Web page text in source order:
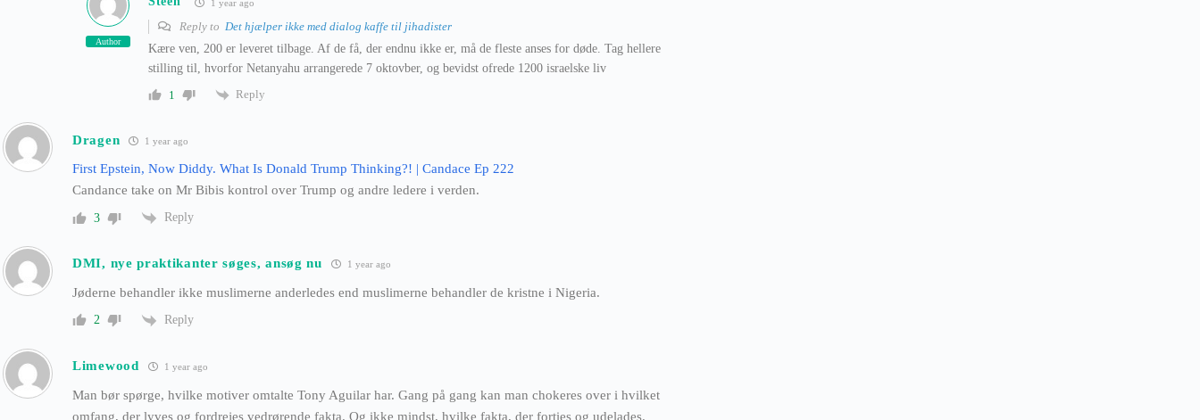
Author
1 year ago
Reply to Det hjælper ikke med dialog kaffe til jihadister
Kære ven, 200 er leveret tilbage. Af de få, der endnu ikke er, må de fleste anses for døde. Tag hellere
stilling til, hvorfor Netanyahu arrangerede 7 oktovber, og bevidst ofrede 1200 israelske liv
1
Reply
Dragen 1 year ago
First Epstein, Now Diddy. What Is Donald Trump Thinking?! | Candace Ep 222
Candance take on Mr Bibis kontrol over Trump og andre ledere i verden.
3 Reply
DMI, nye praktikanter søges, ansøg nu 1 year ago
Jøderne behandler ikke muslimerne anderledes end muslimerne behandler de kristne i Nigeria.
2 Reply
Limewood 1 year ago
Man bør spørge, hvilke motiver omtalte Tony Aguilar har. Gang på gang kan man chokeres over i hvilket
omfang, der lyves og fordrejes vedrørende fakta. Og ikke mindst, hvilke fakta, der forties og udelades.